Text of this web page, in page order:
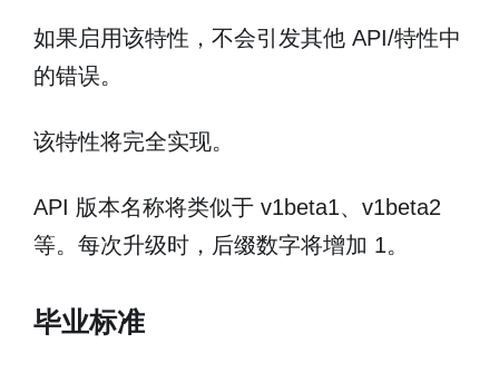
如果启用该特性，不会引发其他 API/特性中
的错误。
该特性将完全实现。
API 版本名称将类似于 v1beta1、v1beta2
等。每次升级时，后缀数字将增加 1。
毕业标准